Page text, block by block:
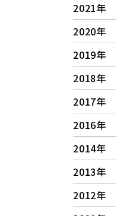
2021年
2020年
2019年
2018年
2017年
2016年
2014年
2013年
2012年